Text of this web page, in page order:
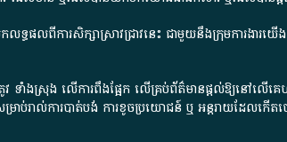
លទ្ធផលពីការសិក្សាស្រាវជ្រាវនេះ ជាមួយនឹងក្រុមការងារយ
ទាំងស្រុង លើការពឹងផ្អែក លើគ្រប់ព័ត៌មានផ្តល់ឱ្យនៅលើ
រាប់រាល់ការបាត់បង់ ការខូចប្រយោជន៍ ឬ អន្តរាយដែលកើត